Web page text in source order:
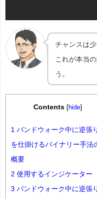
チャンスは
これが本当
う。
Contents hide
1 バンドウォーク中に逆張
を仕掛けるバイナリー手法
概要
2 使用するインジケーター
3 バンドウォーク中に逆張